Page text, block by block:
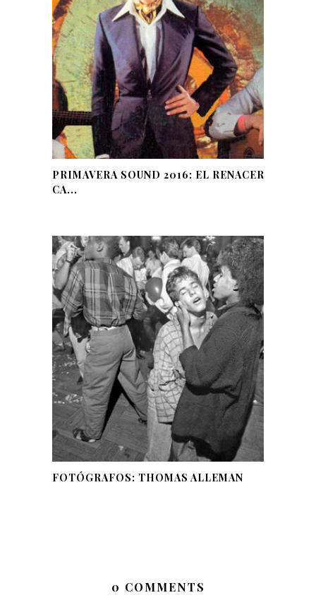
PRIMAVERA SOUND 2016: EL RENACER
CA...
FOTÓGRAFOS: THOMAS ALLEMAN
0 COMMENTS